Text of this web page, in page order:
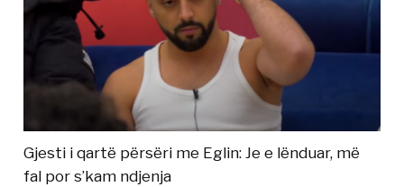
Gjesti i qartë përsëri me Eglin: Je e lënduar, më
fal por s’kam ndjenja